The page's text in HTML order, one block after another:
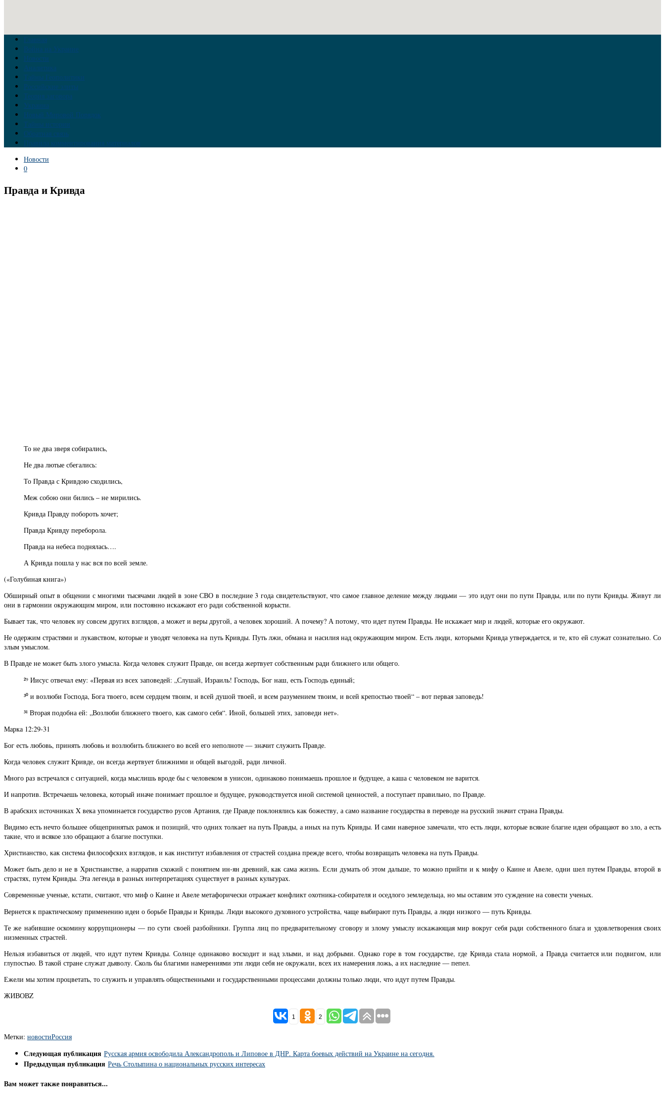
Главная
Война на Украине
Новости
Аналитика
Тайны Геополитики
Российские элиты
Теория заговора
Украина
Новый Мировой Порядок
Тайны истории
Обратная связь
Правила комментирования материалов
Новости
0
Правда и Кривда
То не два зверя собирались,
Не два лютые сбегались:
То Правда с Кривдою сходились,
Меж собою они бились – не мирились.
Кривда Правду побороть хочет;
Правда Кривду переборола.
Правда на небеса поднялась….
А Кривда пошла у нас вся по всей земле.
(«Голубиная книга»)
Обширный опыт в общении с многими тысячами людей в зоне СВО в последние 3 года свидетельствуют, что самое главное деление между людьми — это идут они по пути Правды, или по пути Кривды. Живут ли
они в гармонии окружающим миром, или постоянно искажают его ради собственной корысти.
Бывает так, что человек ну совсем других взглядов, а может и веры другой, а человек хороший. А почему? А потому, что идет путем Правды. Не искажает мир и людей, которые его окружают.
Не одержим страстями и лукавством, которые и уводят человека на путь Кривды. Путь лжи, обмана и насилия над окружающим миром. Есть люди, которыми Кривда утверждается, и те, кто ей служат сознательно. Со
злым умыслом.
В Правде не может быть злого умысла. Когда человек служит Правде, он всегда жертвует собственным ради ближнего или общего.
²⁹ Иисус отвечал ему: «Первая из всех заповедей: „Слушай, Израиль! Господь, Бог наш, есть Господь единый;
³⁰ и возлюби Господа, Бога твоего, всем сердцем твоим, и всей душой твоей, и всем разумением твоим, и всей крепостью твоей“ – вот первая заповедь!
³¹ Вторая подобна ей: „Возлюби ближнего твоего, как самого себя“. Иной, большей этих, заповеди нет».
Марка 12:29-31
Бог есть любовь, принять любовь и возлюбить ближнего во всей его неполноте — значит служить Правде.
Когда человек служит Кривде, он всегда жертвует ближними и общей выгодой, ради личной.
Много раз встречался с ситуацией, когда мыслишь вроде бы с человеком в унисон, одинаково понимаешь прошлое и будущее, а каша с человеком не варится.
И напротив. Встречаешь человека, который иначе понимает прошлое и будущее, руководствуется иной системой ценностей, а поступает правильно, по Правде.
В арабских источниках X века упоминается государство русов Артания, где Правде поклонялись как божеству, а само название государства в переводе на русский значит страна Правды.
Видимо есть нечто большее общепринятых рамок и позиций, что одних толкает на путь Правды, а иных на путь Кривды. И сами наверное замечали, что есть люди, которые всякие благие идеи обращают во зло, а есть
такие, что и всякое зло обращают а благие поступки.
Христианство, как система философских взглядов, и как институт избавления от страстей создана прежде всего, чтобы возвращать человека на путь Правды.
Может быть дело и не в Христианстве, а нарратив схожий с понятием ин-ян древний, как сама жизнь. Если думать об этом дальше, то можно прийти и к мифу о Каине и Авеле, одни шел путем Правды, второй в
страстях, путем Кривды. Эта легенда в разных интерпретациях существует в разных культурах.
Современные ученые, кстати, считают, что миф о Каине и Авеле метафорически отражает конфликт охотника-собирателя и оседлого земледельца, но мы оставим это суждение на совести ученых.
Вернется к практическому применению идеи о борьбе Правды и Кривды. Люди высокого духовного устройства, чаще выбирают путь Правды, а люди низкого — путь Кривды.
Те же набившие оскомину коррупционеры — по сути своей разбойники. Группа лиц по предварительному сговору и злому умыслу искажающая мир вокруг себя ради собственного блага и удовлетворения своих
низменных страстей.
Нельзя избавиться от людей, что идут путем Кривды. Солнце одинаково восходит и над злыми, и над добрыми. Однако горе в том государстве, где Кривда стала нормой, а Правда считается или подвигом, или
глупостью. В такой стране служат дьяволу. Сколь бы благими намерениями эти люди себя не окружали, всех их намерения ложь, а их наследние — пепел.
Ежели мы хотим процветать, то служить и управлять общественными и государственными процессами должны только люди, что идут путем Правды.
ЖИВОВZ
1 2
Метки: новостиРоссия
Следующая публикация Русская армия освободила Александрополь и Липовое в ДНР. Карта боевых действий на Украине на сегодня.
Предыдущая публикация Речь Столыпина о национальных русских интересах
Вам может также понравиться...